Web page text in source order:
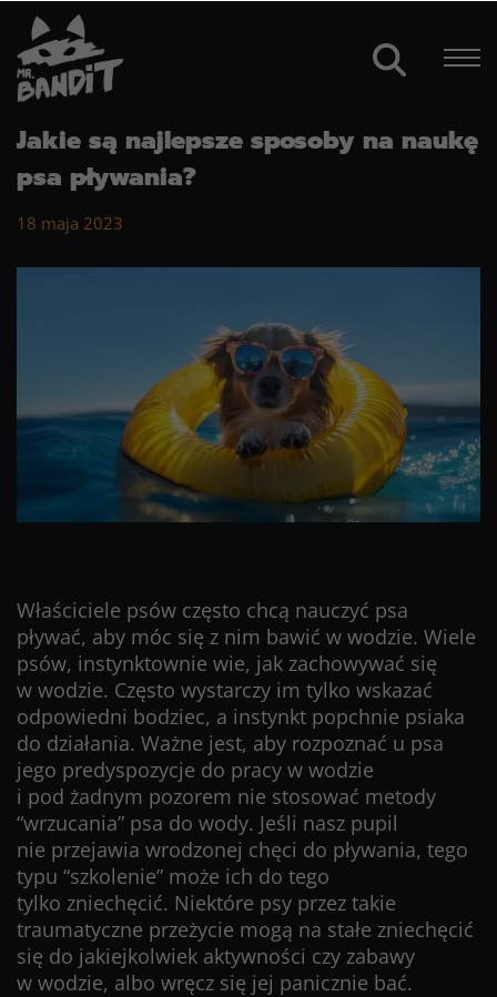
Jakie są najlepsze sposoby na naukę
psa pływania?
18 maja 2023
Właściciele psów często chcą nauczyć psa
pływać, aby móc się z nim bawić w wodzie. Wiele
psów, instynktownie wie, jak zachowywać się
w wodzie. Często wystarczy im tylko wskazać
odpowiedni bodziec, a instynkt popchnie psiaka
do działania. Ważne jest, aby rozpoznać u psa
jego predyspozycje do pracy w wodzie
i pod żadnym pozorem nie stosować metody
“wrzucania” psa do wody. Jeśli nasz pupil
nie przejawia wrodzonej chęci do pływania, tego
typu “szkolenie” może ich do tego
tylko zniechęcić. Niektóre psy przez takie
traumatyczne przeżycie mogą na stałe zniechęcić
się do jakiejkolwiek aktywności czy zabawy
w wodzie, albo wręcz się jej panicznie bać.